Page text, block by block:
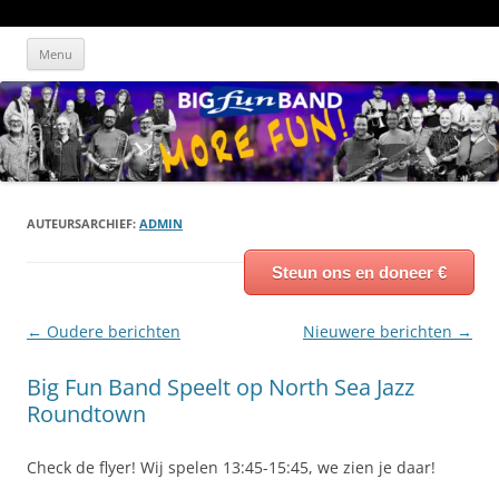
Ga
naar
de
inhoud
Big Fun Band
Blaast het dak er af!
Menu
AUTEURSARCHIEF: ADMIN
Berichtnavigatie
← Oudere berichten Nieuwere berichten →
Big Fun Band Speelt op North Sea Jazz
Roundtown
Check de flyer! Wij spelen 13:45-15:45, we zien je daar!
Steun ons en doneer €